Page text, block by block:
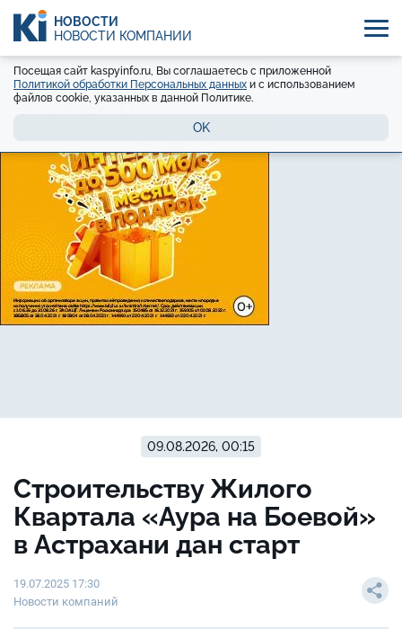
НОВОСТИ
НОВОСТИ КОМПАНИЙ
Посещая сайт kaspyinfo.ru, Вы соглашаетесь с приложенной
Политикой обработки Персональных данных и с использованием
файлов cookie, указанных в данной Политике.
OK
09.08.2026, 00:15
Строительству Жилого
Квартала «Аура на Боевой»
в Астрахани дан старт
19.07.2025 17:30
Новости компаний